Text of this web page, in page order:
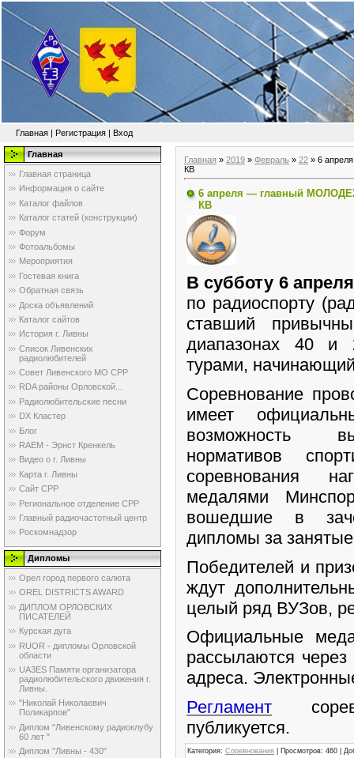
Главная | Регистрация | Вход
Главная
Главная страница
Информация о сайте
Каталог файлов
Каталог статей (конструкции)
Форум
Фотоальбомы
Мероприятия
Гостевая книга
Обратная связь
Доска объявлений
Каталог сайтов
История г. Ливны
Список Ливенских
радиолюбителей
Совет Ливенского МО СРР
RDA районы Орловской...
Радиолюбительские песни
DX Кластер
Блог
RAEM - Эрнст Кренкель
Видео о г. Ливны
Карта г. Ливны
Сайт СРР
Региональное отделение СРР
Главный радиочастотный центр
Роскомнадзор
Дипломы
Орел город первого салюта
OREL DISTRICTS AWARD
ДИПЛОМ ОРЛОВСКИХ
ПИСАТЕЛЕЙ
Курская дуга
RUOR - дипломы Орловской
области
UA3ES Памяти организатора
радиолюбительского движения г.
Ливны.
"Николай Николаевич
Поликарпов"
Диплом "Ливенскому радиоклубу
60 лет "
Диплом "Ливны - 430"
Главная » 2019 » Февраль » 22 » 6
КВ
6 апреля — главный
КВ
В субботу 6 апреля
по радиоспорту
ставший
диапазонах 40 и
турами,
Соревнование
имеет
возможность
нормативов
соревнования
медалями
вошедшие в
дипломы за
Победителей и
ждут
целый ряд ВУЗов,
Официальные
рассылаются
адреса.
Регламент
публикуется.
Категория: Соревнования Просмотров: 460 |